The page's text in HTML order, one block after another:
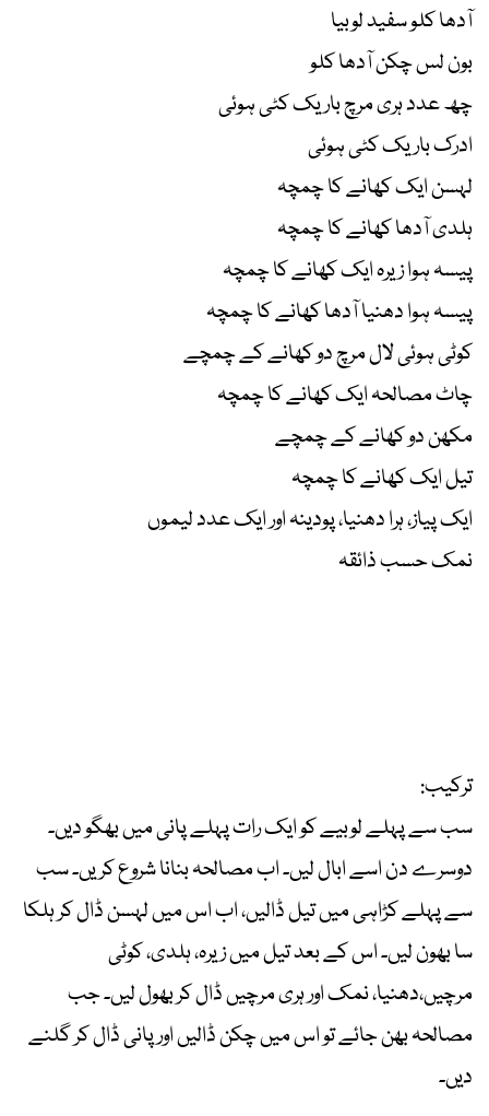
آدھا کلو سفید لوبیا
بون لس چکن آدھا کلو
چھ عدد ہری مرچ باریک کٹی ہوئی
ادرک باریک کٹی ہوئی
لہسن ایک کھانے کا چمچہ
ہلدی آدھا کھانے کا چمچہ
پیسہ ہوا زیرہ ایک کھانے کا چمچہ
پیسہ ہوا دھنیا آدھا کھانے کا چمچہ
کوٹی ہوئی لال مرچ دو کھانے کے چمچے
چاٹ مصالحہ ایک کھانے کا چمچہ
مکھن دو کھانے کے چمچے
تیل ایک کھانے کا چمچہ
ایک پیاز، ہرا دھنیا، پودینہ اور ایک عدد لیموں
نمک حسب ذائقہ
ترکیب:
سب سے پہلے لوبیے کو ایک رات پہلے پانی میں بھگو دیں۔
دوسرے دن اسے ابال لیں۔ اب مصالحہ بنانا شروع کریں۔ سب
سے پہلے کڑاہی میں تیل ڈالیں، اب اس میں لہسن ڈال کر ہلکا
سا بھون لیں۔ اس کے بعد تیل میں زیرہ، ہلدی، کوٹی
مرچیں،دھنیا، نمک اور ہری مرچیں ڈال کر بھول لیں۔ جب
مصالحہ بھن جائے تو اس میں چکن ڈالیں اور پانی ڈال کر گلنے
دیں۔